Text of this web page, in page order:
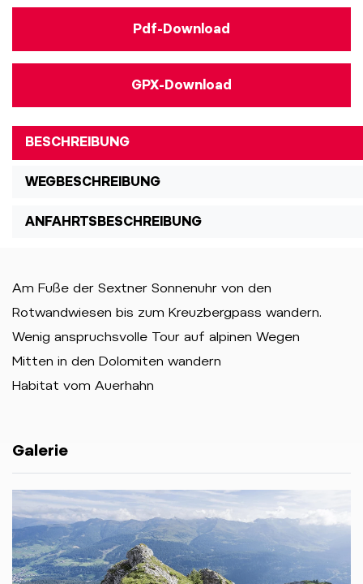
Pdf-Download
GPX-Download
BESCHREIBUNG
WEGBESCHREIBUNG
ANFAHRTSBESCHREIBUNG
Am Fuße der Sextner Sonnenuhr von den
Rotwandwiesen bis zum Kreuzbergpass wandern.
Wenig anspruchsvolle Tour auf alpinen Wegen
Mitten in den Dolomiten wandern
Habitat vom Auerhahn
Galerie